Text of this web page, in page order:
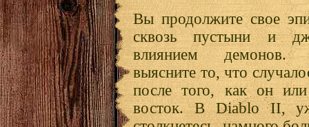
Вы продолжите свое
сквозь пустыни и
влиянием демонов.
выясните то, что
после того, как он
восток. В Diablo II,